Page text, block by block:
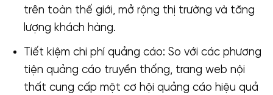
trên toàn thế giới, mở rộng thị trường và tăng
lượng khách hàng.
Tiết kiệm chi phí quảng cáo: So với các phương
tiện quảng cáo truyền thống, trang web nội
thất cung cấp một cơ hội quảng cáo hiệu quả